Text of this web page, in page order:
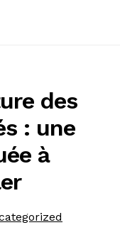
des
: une
à